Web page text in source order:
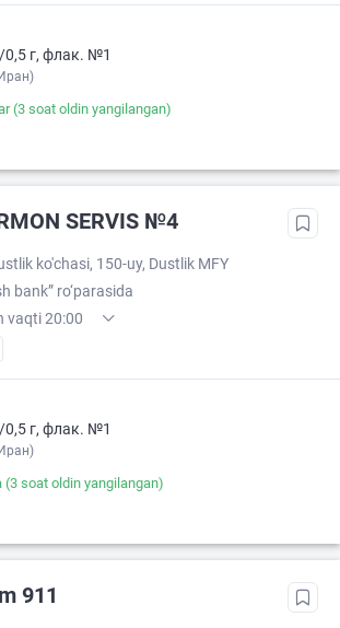
0,5 г, флак. №1
(3 soat oldin yangilangan)
SERVIS №4
ko'chasi, 150-uy, Dustlik MFY
bank” ro‘parasida
vaqti 20:00
XX-XX
0,5 г, флак. №1
(3 soat oldin yangilangan)
911